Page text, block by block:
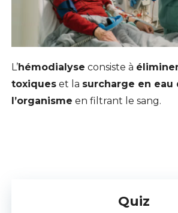
L’hémodialyse consiste à
toxiqueset la surcharge en eau
l’organisme en filtrant le sang.
Quiz